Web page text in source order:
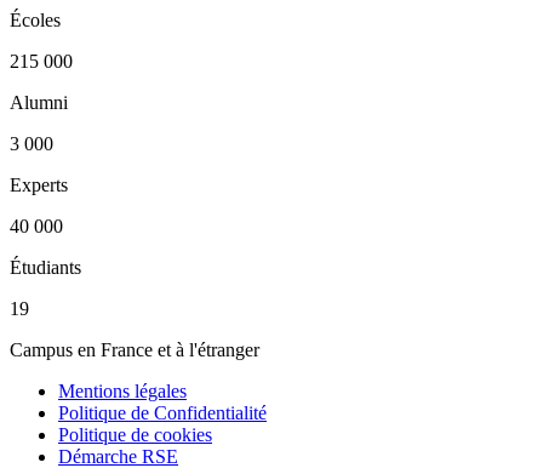
Écoles
215 000
Alumni
3 000
Experts
40 000
Étudiants
19
Campus en France et à l'étranger
Mentions légales
Politique de Confidentialité
Politique de cookies
Démarche RSE